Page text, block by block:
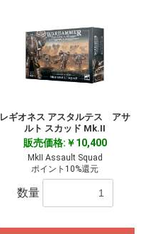
レギオネス アスタルテス アサ
ルト スカッド Mk.II
販売価格:￥10,400
MkII Assault Squad
ポイント10%還元
数量